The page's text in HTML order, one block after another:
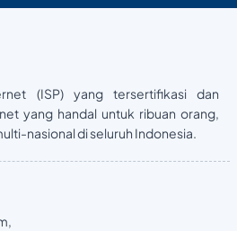
(ISP) yang tersertifikasi dan
yang handal untuk ribuan orang,
nasional di seluruh Indonesia.